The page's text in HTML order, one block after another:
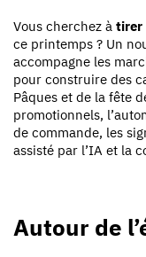
Vous cherchez à tirer
ce printemps ? Un
accompagne les
pour construire des
Pâques et de la fête
promotionnels,
de commande, les
assisté par l’IA et la
Autour de